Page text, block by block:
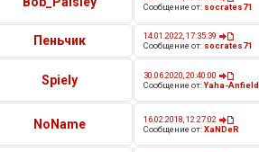
Сообщение от: socrates71
Пеньчик
14.01.2022, 17:35:39
Сообщение от: socrates71
Spiely
30.06.2020, 20:40:00
Сообщение от:Yaha-Anfield
NoName
16.02.2018, 12:27:02
Сообщение от:XaNDeR